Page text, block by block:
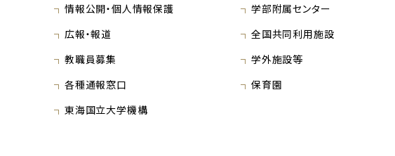
情報公開・個人情報保護
広報・報道
教職員募集
各種通報窓口
東海国立大学機構
学部附属センター
全国共同利用施設
学外施設等
保育園